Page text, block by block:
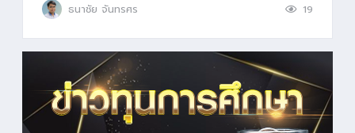
ธนาชัย จันทรศร 19